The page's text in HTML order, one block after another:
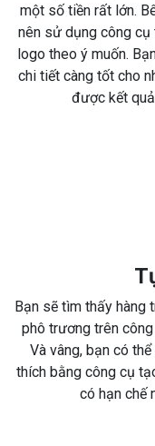
một số tiền rất lớn.
nên sử dụng công
logo theo ý muốn.
chi tiết càng tốt cho
được kết
Bạn sẽ tìm thấy hàng
phô trương trên
Và vâng, bạn có
thích bằng công cụ
có hạn chế